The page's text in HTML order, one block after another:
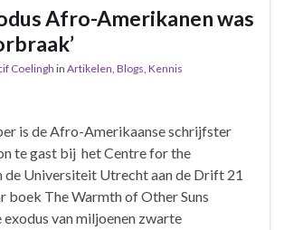
Afro-Amerikanen was
Coelingh in Artikelen, Blogs, Kennis
is de Afro-Amerikaanse schrijfster
te gast bij het Centre for the
de Universiteit Utrecht aan de Drift 21
boek The Warmth of Other Suns
exodus van miljoenen zwarte